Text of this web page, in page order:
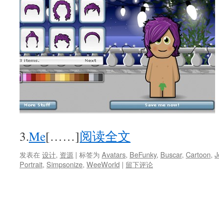
3.Me[……]阅读全文
发表在 设计, 资源 | 标签为 Avatars, BeFunky, Buscar, Cartoon,
Portrait, Simpsonize, WeeWorld | 留下评论